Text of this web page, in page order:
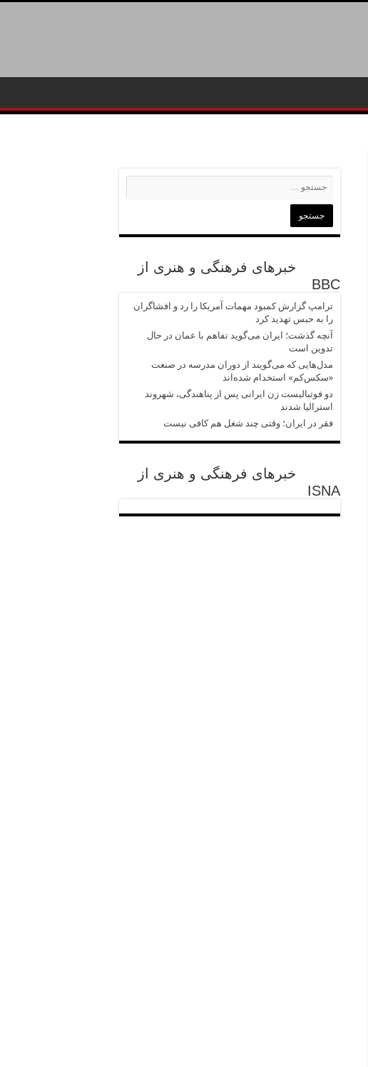
خبرهای فرهنگی و هنری از
BBC
ترامپ گزارش کمبود مهمات آمریکا را رد و افشاگران
را به حبس تهدید کرد
آنچه گذشت؛ ایران می‌گوید تفاهم با عمان در حال
تدوین است
مدل‌هایی که می‌گویند از دوران مدرسه در صنعت
«سکس‌کم» استخدام‌ شده‌اند
دو فوتبالیست زن ایرانی پس از پناهندگی، شهروند
استرالیا شدند
فقر در ایران؛ وقتی چند شغل هم کافی نیست
خبرهای فرهنگی و هنری از
ISNA